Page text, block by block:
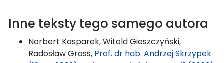
Inne teksty tego samego autora
Norbert Kasparek, Witold Gieszczyński,
Radosław Gross, Prof. dr hab. Andrzej Skrzypek